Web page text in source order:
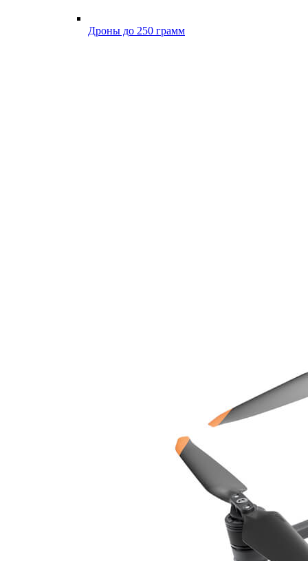
Дроны до 250 грамм